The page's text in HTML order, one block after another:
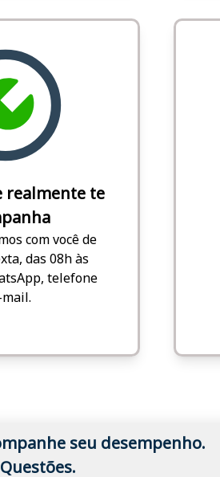
realmente te
com você de
das 08h às
telefone
seu desempenho.